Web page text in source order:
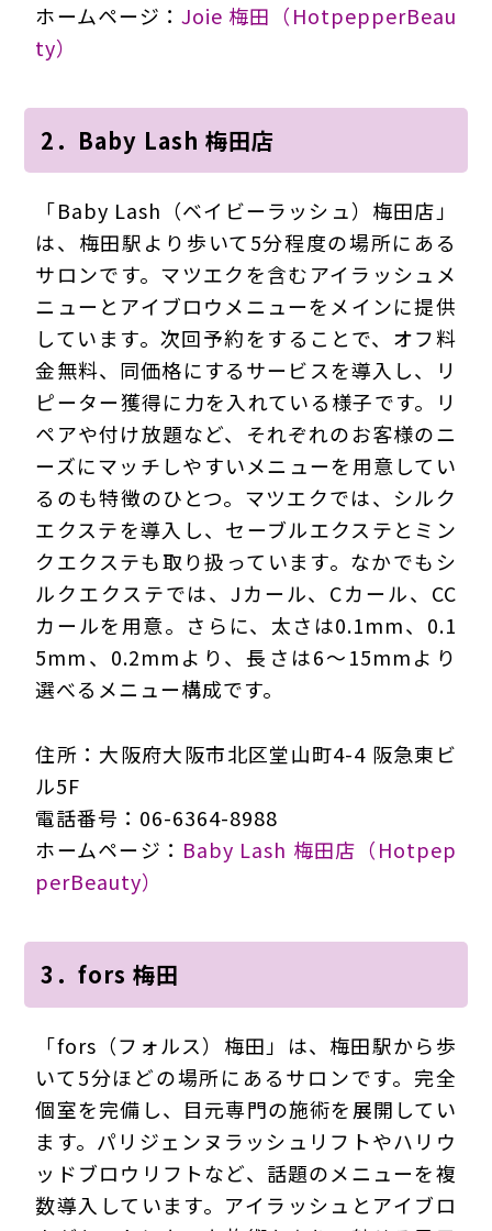
ホームページ：Joie 梅田（HotpepperBeau
ty）
2．Baby Lash 梅田店
「Baby Lash（ベイビーラッシュ）梅田店」
は、梅田駅より歩いて5分程度の場所にある
サロンです。マツエクを含むアイラッシュメ
ニューとアイブロウメニューをメインに提供
しています。次回予約をすることで、オフ料
金無料、同価格にするサービスを導入し、リ
ピーター獲得に力を入れている様子です。リ
ペアや付け放題など、それぞれのお客様のニ
ーズにマッチしやすいメニューを用意してい
るのも特徴のひとつ。マツエクでは、シルク
エクステを導入し、セーブルエクステとミン
クエクステも取り扱っています。なかでもシ
ルクエクステでは、Jカール、Cカール、CC
カールを用意。さらに、太さは0.1mm、0.1
5mm、0.2mmより、長さは6～15mmより
選べるメニュー構成です。
住所：大阪府大阪市北区堂山町4-4 阪急東ビ
ル5F
電話番号：06-6364-8988
ホームページ： Baby Lash 梅田店（Hotpep
perBeauty）
3．fors 梅田
「fors（フォルス）梅田」は、梅田駅から歩
いて5分ほどの場所にあるサロンです。完全
個室を完備し、目元専門の施術を展開してい
ます。パリジェンヌラッシュリフトやハリウ
ッドブロウリフトなど、話題のメニューを複
数導入しています。アイラッシュとアイブロ